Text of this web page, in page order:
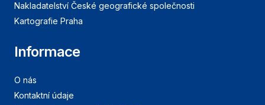
Nakladatelství České geografické společnosti
Kartografie Praha
Informace
O nás
Kontaktní údaje